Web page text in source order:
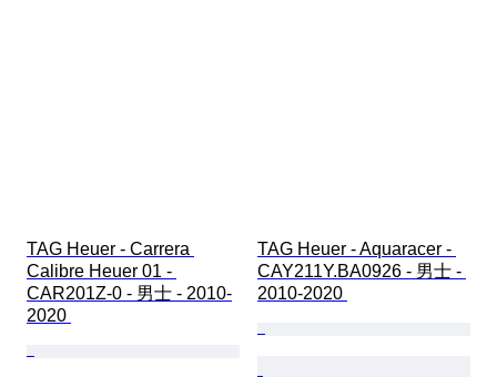
TAG Heuer - Carrera
Calibre Heuer 01 -
CAR201Z-0 - 男士 - 2010-
2020
TAG Heuer - Aquaracer -
CAY211Y.BA0926 - 男士 -
2010-2020